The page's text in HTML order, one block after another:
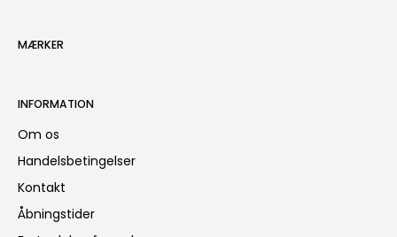
MÆRKER
INFORMATION
Om os
Handelsbetingelser
Kontakt
Åbningstider